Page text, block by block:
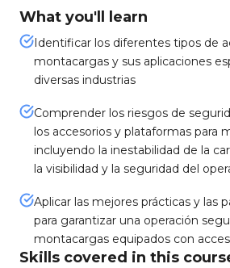
What you'll learn
Identificar los diferentes tipos de
montacargas y sus aplicaciones
diversas industrias
Comprender los riesgos de
los accesorios y plataformas para
incluyendo la inestabilidad de la
la visibilidad y la seguridad del
Aplicar las mejores prácticas y las
para garantizar una operación
montacargas equipados con
Skills covered in this